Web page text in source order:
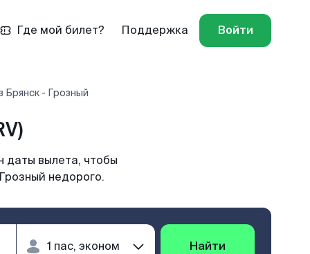
Где мой билет? Поддержка Войти
Брянск - Грозный
даты вылета, чтобы
недорого.
Найти